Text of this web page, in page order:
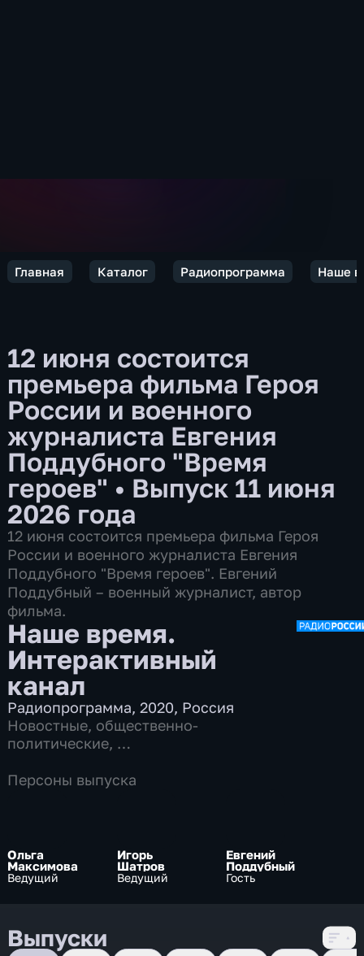
Главная Каталог Радиопрограмма Наше
12 июня состоится
премьера фильма Героя
России и военного
журналиста Евгения
Поддубного "Время
героев" • Выпуск 11 июня
2026 года
12 июня состоится премьера фильма Героя
России и военного журналиста Евгения
Поддубного "Время героев". Евгений
Поддубный – военный журналист, автор
фильма.
Наше время.
Интерактивный
канал
Радиопрограмма,2020, Россия
Новостные, общественно-
политические,
Персоны выпуска
Ольга
Максимова
Ведущий
Игорь
Шатров
Ведущий
Евгений
Поддубный
Гость
Выпуски